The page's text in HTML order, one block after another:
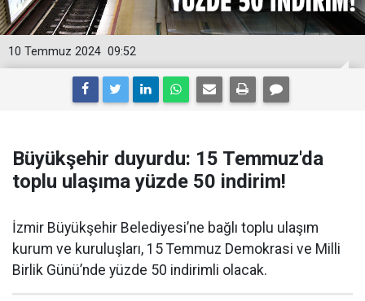
09:52
10 Temmuz 2024
Büyükşehir duyurdu: 15 Temmuz'da
toplu ulaşıma yüzde 50 indirim!
İzmir Büyükşehir Belediyesi’ne bağlı toplu ulaşım
kurum ve kuruluşları, 15 Temmuz Demokrasi ve Milli
Birlik Günü’nde yüzde 50 indirimli olacak.